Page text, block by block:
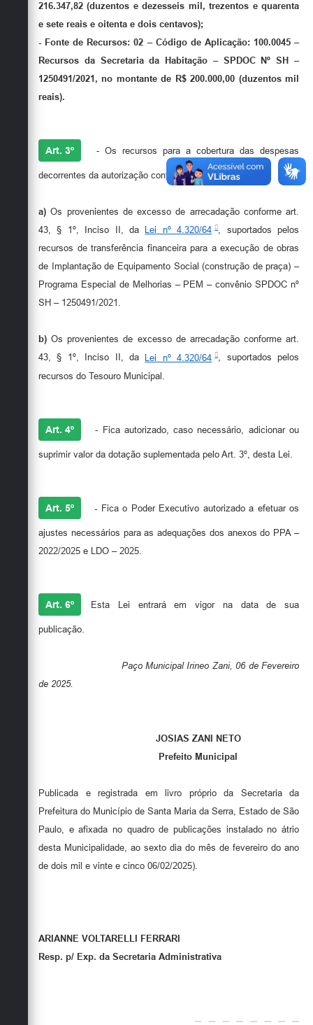
216.347,82 (duzentos e dezesseis mil, trezentos e quarenta
e sete reais e oitenta e dois centavos);
- Fonte de Recursos: 02 – Código de Aplicação: 100.0045 –
Recursos da Secretaria da Habitação – SPDOC Nº SH –
1250491/2021, no montante de R$ 200.000,00 (duzentos mil
reais).
Art. 3º - Os recursos para a cobertura das despesas
decorrentes da autorização contida no art. 2º serão:
a)Os provenientes de excesso de arrecadação conforme art.
43, § 1º, Inciso II, da
Lei nº 4.320/64
, suportados pelos
recursos de transferência financeira para a execução de obras
de Implantação de Equipamento Social (construção de praça) –
Programa Especial de Melhorias – PEM – convênio SPDOC nº
SH – 1250491/2021.
b) Os provenientes de excesso de arrecadação conforme art.
43, § 1º, Inciso II, da Lei nº 4.320/64
, suportados pelos
recursos do Tesouro Municipal.
Art. 4º - Fica autorizado, caso necessário, adicionar ou
suprimir valor da dotação suplementada pelo Art. 3º, desta Lei.
Art. 5º - Fica o Poder Executivo autorizado a efetuar os
ajustes necessários para as adequações dos anexos do PPA –
2022/2025 e LDO – 2025.
Art. 6º Esta Lei entrará em vigor na data de sua
publicação.
Paço Municipal Irineo Zani, 06 de Fevereiro
de 2025.
JOSIAS ZANI NETO
Prefeito Municipal
Publicada e registrada em livro próprio da Secretaria da
Prefeitura do Município de Santa Maria da Serra, Estado de São
Paulo, e afixada no quadro de publicações instalado no átrio
desta Municipalidade, ao sexto dia do mês de fevereiro do ano
de dois mil e vinte e cinco 06/02/2025).
ARIANNE VOLTARELLI FERRARI
Resp. p/ Exp. da Secretaria Administrativa